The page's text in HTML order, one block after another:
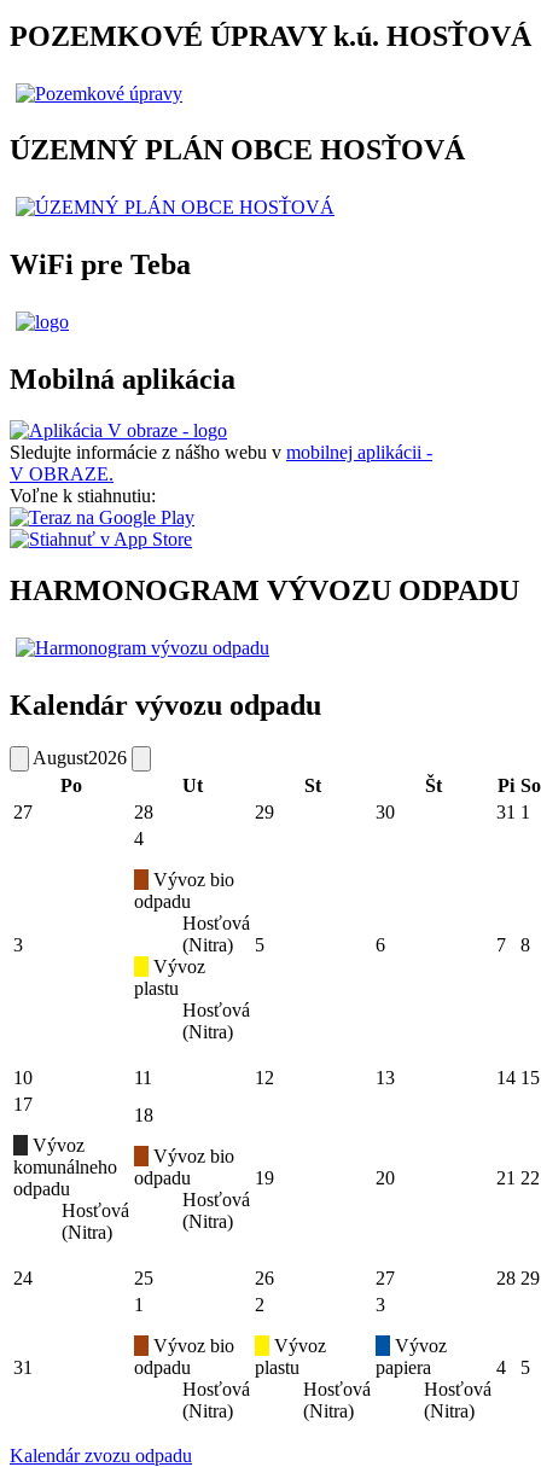
POZEMKOVÉ ÚPRAVY k.ú. HOSŤOVÁ
ÚZEMNÝ PLÁN OBCE HOSŤOVÁ
WiFi pre Teba
Mobilná aplikácia
Sledujte informácie z nášho webu v mobilnej aplikácii -
V OBRAZE.
Voľne k stiahnutiu:
HARMONOGRAM VÝVOZU ODPADU
Kalendár vývozu odpadu
August2026
Po
Ut St Št Pi So
27
28 29 30 31 1
3
4
Vývoz bio
odpadu
Hosťová
(Nitra)
Vývoz
plastu
Hosťová
(Nitra)
5 6 7 8
10 11 12 13 14 15
17
Vývoz
komunálneho
odpadu
Hosťová
(Nitra)
18
Vývoz bio
odpadu
Hosťová
(Nitra)
19 20 21 22
24 25 26 27 28 29
31
1
Vývoz bio
odpadu
Hosťová
(Nitra)
2
Vývoz
plastu
Hosťová
(Nitra)
3
Vývoz
papiera
Hosťová
(Nitra)
4 5
Kalendár zvozu odpadu